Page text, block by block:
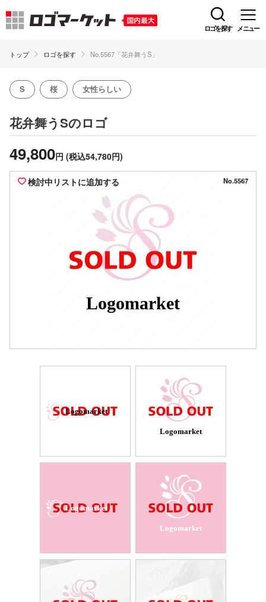
ロゴを探す メニュー
トップ ロゴを探す No.5567「花弁舞うS」
S 桜 女性らしい
花弁舞うSのロゴ
49,800円 (税込54,780円)
検討中リストに追加する No.5567
Logomarket
Logomarket
Logomarket
Logomarket
Logomarket